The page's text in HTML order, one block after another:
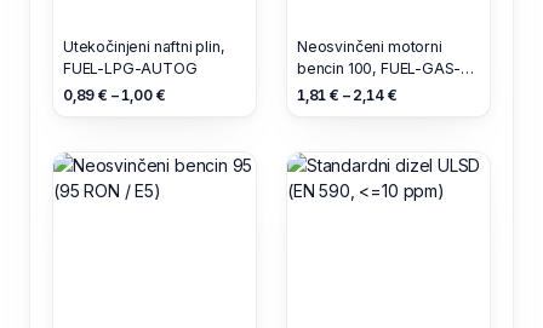
Utekočinjeni naftni plin,
FUEL-LPG-AUTOG
0,89 € – 1,00 €
Neosvinčeni motorni
bencin 100, FUEL-GAS-
99100
1,81 € – 2,14 €